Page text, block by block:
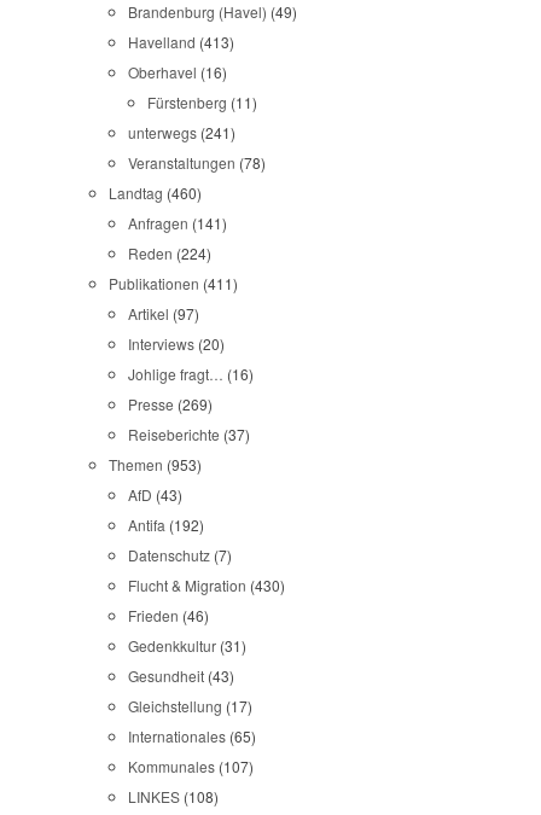
Brandenburg (Havel) (49)
Havelland (413)
Oberhavel (16)
Fürstenberg (11)
unterwegs (241)
Veranstaltungen (78)
Landtag (460)
Anfragen (141)
Reden (224)
Publikationen (411)
Artikel (97)
Interviews (20)
Johlige fragt… (16)
Presse (269)
Reiseberichte (37)
Themen (953)
AfD (43)
Antifa (192)
Datenschutz (7)
Flucht & Migration (430)
Frieden (46)
Gedenkkultur (31)
Gesundheit (43)
Gleichstellung (17)
Internationales (65)
Kommunales (107)
LINKES (108)